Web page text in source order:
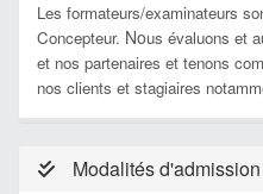
Les formateurs/examinateurs
Concepteur. Nous évaluons et
et nos partenaires et tenons
nos clients et stagiaires
Modalités d'admission